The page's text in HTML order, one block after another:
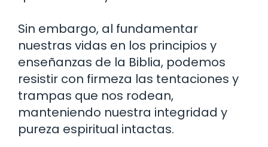
Sin embargo, al fundamentar
nuestras vidas en los principios y
enseñanzas de la Biblia, podemos
resistir con firmeza las tentaciones y
trampas que nos rodean,
manteniendo nuestra integridad y
pureza espiritual intactas.